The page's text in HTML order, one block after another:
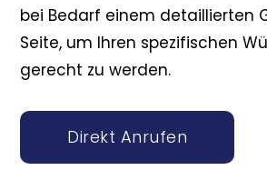
bei Bedarf einem detaillierten
Seite, um Ihren spezifischen
gerecht zu werden.
Direkt Anrufen